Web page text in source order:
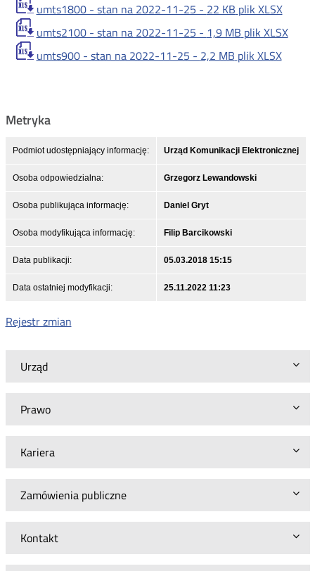
Urząd
Prawo
Kariera
Zamówienia publiczne
Kontakt
umts1800 - stan na 2022-11-25 - 22 KB plik XLSX
umts2100 - stan na 2022-11-25 - 1,9 MB plik XLSX
umts900 - stan na 2022-11-25 - 2,2 MB plik XLSX
Metryka
Podmiot udostępniający informację: Urząd Komunikacji Elektronicznej
Osoba odpowiedzialna: Grzegorz Lewandowski
Osoba publikująca informację: Daniel Gryt
Osoba modyfikująca informację: Filip Barcikowski
Data publikacji: 05.03.2018 15:15
Data ostatniej modyfikacji: 25.11.2022 11:23
Rejestr zmian